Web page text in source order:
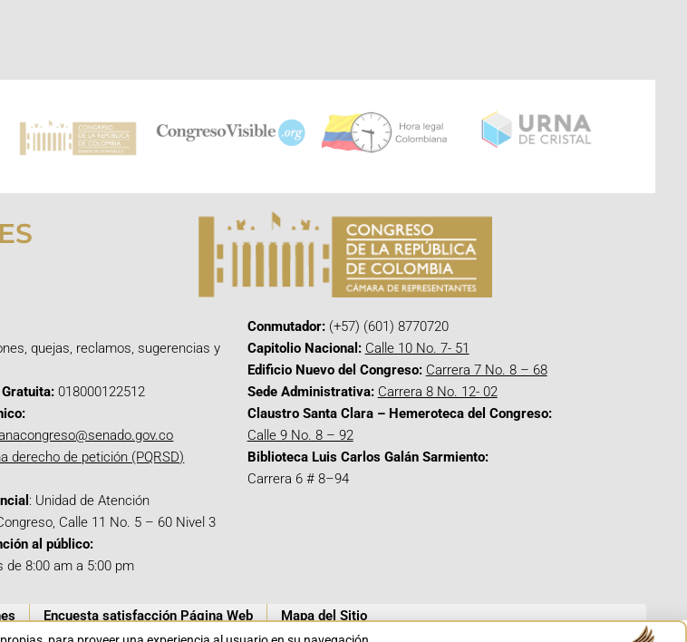
quejas, reclamos, sugerencias y
018000122512
derecho de petición (PQRSD)
: Unidad de Atención
Calle 11 No. 5 – 60 Nivel 3
al público:
de 8:00 am a 5:00 pm
Conmutador:(+57) (601) 8770720
Capitolio Nacional: Calle 10 No. 7- 51
Edificio Nuevo del Congreso: Carrera 7 No. 8 – 68
Sede Administrativa: Carrera 8 No. 12- 02
Claustro Santa Clara – Hemeroteca del Congreso:
Calle 9 No. 8 – 92
Biblioteca Luis Carlos Galán Sarmiento:
Carrera 6 # 8–94
Encuesta satisfacción Página Web Mapa del Sitio